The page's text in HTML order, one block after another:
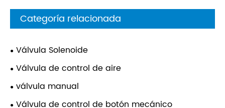
Categoría relacionada
Válvula Solenoide
Válvula de control de aire
válvula manual
Válvula de control de botón mecánico